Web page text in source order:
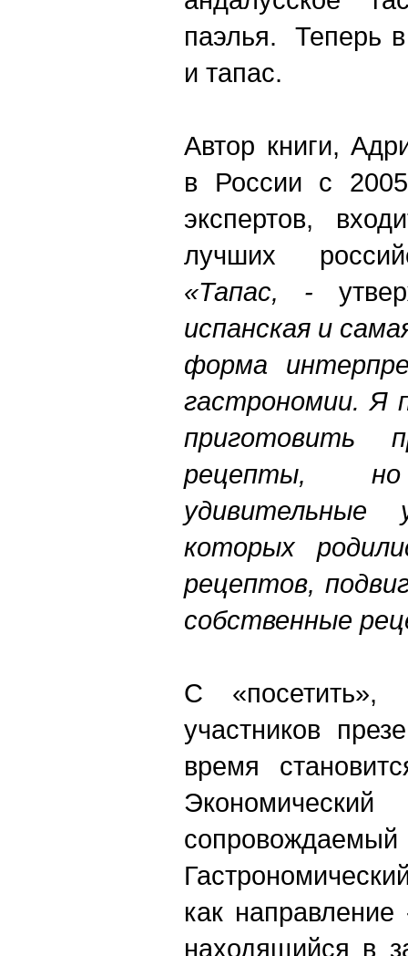
паэлья. Теперь
и тапас.
Автор книги,
в России с
экспертов,
лучших
«Тапас, -
испанская и
форма
гастрономии. Я
приготовить
рецепты,
удивительные
которых
рецептов,
собственные
С
участников
время
как
находящийся в